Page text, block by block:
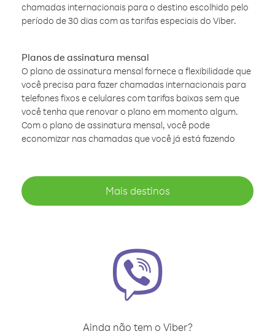
chamadas internacionais para o destino escolhido pelo
período de 30 dias com as tarifas especiais do Viber.
Planos de assinatura mensal
O plano de assinatura mensal fornece a flexibilidade que
você precisa para fazer chamadas internacionais para
telefones fixos e celulares com tarifas baixas sem que
você tenha que renovar o plano em momento algum.
Com o plano de assinatura mensal, você pode
economizar nas chamadas que você já está fazendo
Mais destinos
Ainda não tem o Viber?